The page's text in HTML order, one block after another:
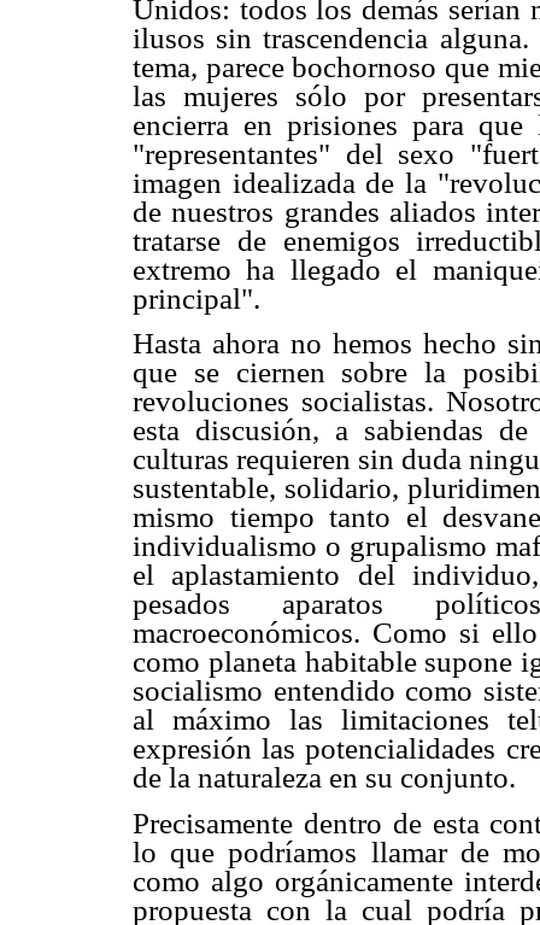
Unidos: todos los demás serían
ilusos sin trascendencia
tema, parece bochornoso que
las mujeres sólo por
encierra en prisiones para
"representantes" del sexo
imagen idealizada de la
de nuestros grandes aliados
tratarse de enemigos
extremo ha llegado el
principal".
Hasta ahora no hemos hecho
que se ciernen sobre la
revoluciones socialistas.
esta discusión, a sabiendas
culturas requieren sin duda
sustentable, solidario,
mismo tiempo tanto el
individualismo o grupalismo
el aplastamiento del
pesados aparatos
macroeconómicos. Como si
como planeta habitable supone
socialismo entendido como
al máximo las limitaciones
expresión las potencialidades
de la naturaleza en su conjunto.
Precisamente dentro de esta
lo que podríamos llamar de
como algo orgánicamente
propuesta con la cual podría